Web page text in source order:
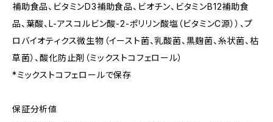
補助食品、ビタミンD3補助食品、ビオチン、ビタミンB12補助食
品、葉酸、L-アスコルビン酸-2-ポリリン酸塩（ビタミンC源））、プ
ロバイオティクス微生物（イースト菌、乳酸菌、黒麹菌、糸状菌、枯
草菌）、酸化防止剤（ミックストコフェロール）
*ミックストコフェロールで保存
保証分析値